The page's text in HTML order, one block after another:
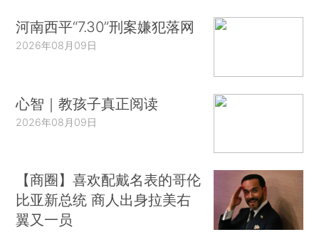
河南西平“7.30”刑案嫌犯落网
2026年08月09日
心智｜教孩子真正阅读
2026年08月09日
【商圈】喜欢配戴名表的哥伦
比亚新总统 商人出身拉美右
翼又一员